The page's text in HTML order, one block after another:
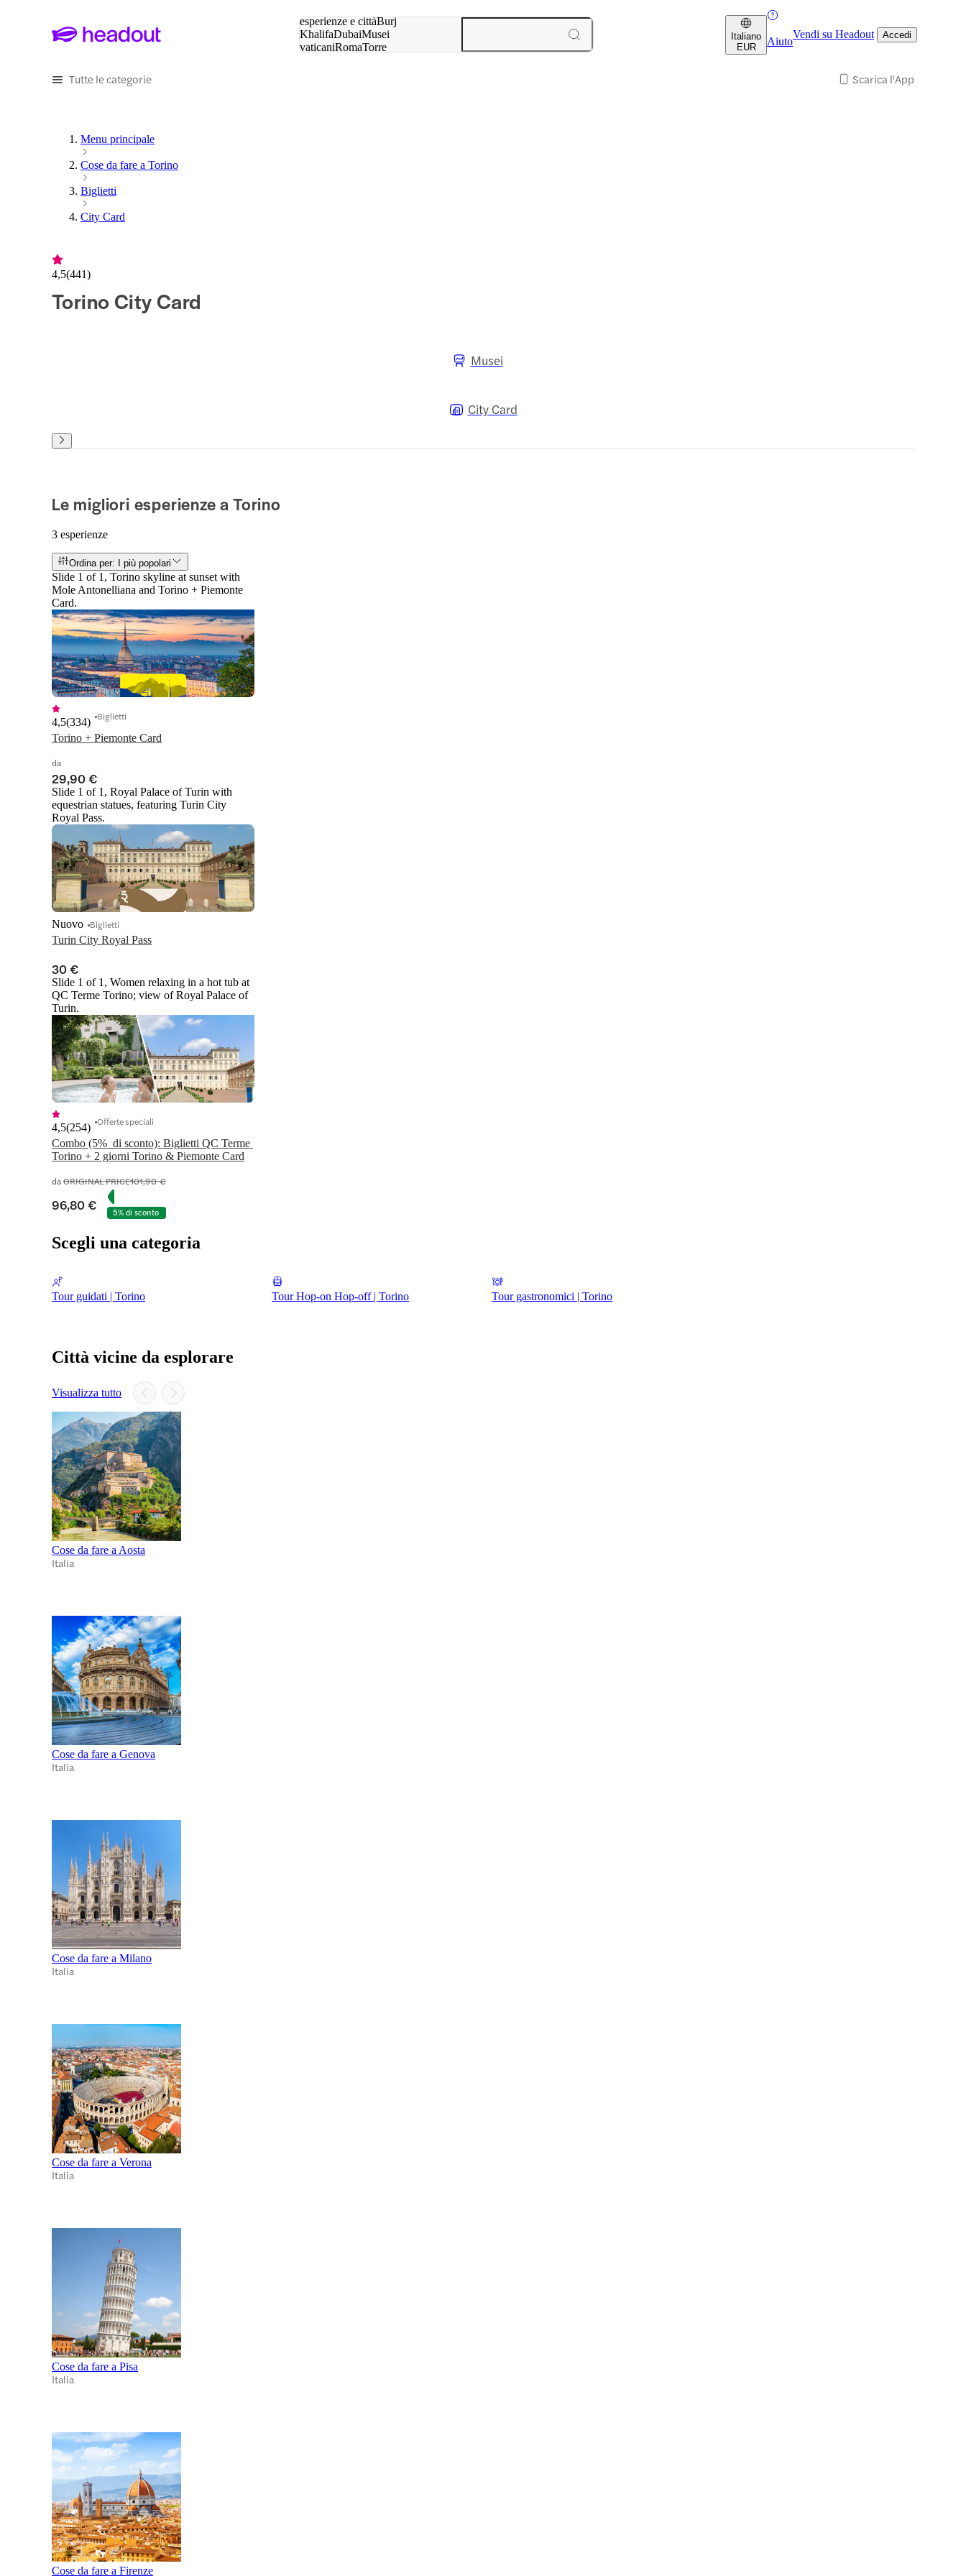
esperienze e cittàBurj
KhalifaDubaiMusei
vaticaniRomaTorre
Italiano
EUR
Aiuto
Vendi su Headout Accedi
Tutte le categorie Scarica l'App
Menu principale
Cose da fare a Torino
Biglietti
City Card
4,5(441)
Torino City Card
Musei
City Card
Le migliori esperienze a Torino
3 esperienze
Ordina per: I più popolari
Slide 1 of 1, Torino skyline at sunset with
Mole Antonelliana and Torino + Piemonte
Card.
Torino + Piemonte Card
4,5(334) Biglietti
da
29,90 €
Slide 1 of 1, Royal Palace of Turin with
equestrian statues, featuring Turin City
Royal Pass.
Turin City Royal Pass
Nuovo Biglietti
30 €
Slide 1 of 1, Women relaxing in a hot tub at
QC Terme Torino; view of Royal Palace of
Turin.
Combo (5%  di sconto): Biglietti QC Terme
Torino + 2 giorni Torino & Piemonte Card
4,5(254) Offerte speciali
daORIGINAL PRICE101,90 €
96,80 € 5% di sconto
Scegli una categoria
Tour guidati | Torino Tour Hop-on Hop-off | Torino Tour gastronomici | Torino
Città vicine da esplorare
Visualizza tutto
Cose da fare a Aosta
Italia
Cose da fare a Genova
Italia
Cose da fare a Milano
Italia
Cose da fare a Verona
Italia
Cose da fare a Pisa
Italia
Cose da fare a Firenze